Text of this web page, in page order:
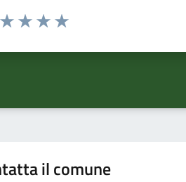
da 1 a 5 stelle la pagina
il comune